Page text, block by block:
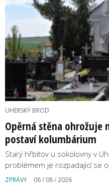
UHERSKÝ BROD
Opěrná stěna ohrožuje
postaví kolumbárium
Starý hřbitov u sokolovny v
problémem je rozpadající se
ZPRÁVY 06 / 08 / 2026